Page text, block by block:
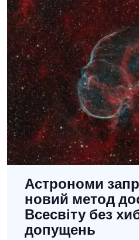
Астрономи
новий метод
Всесвіту без
допущень